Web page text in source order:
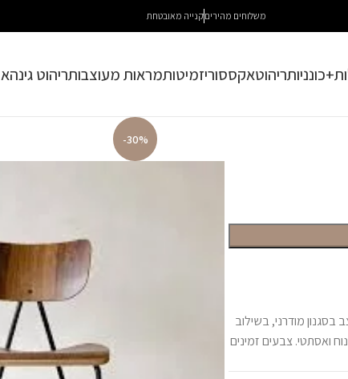
משלוחים מהיריםקנייה מאובטחת
ריהוטאקססוריזמיטותמראות מעוצבותריהוט גינה
ותיאור הכיסא מעוצב בסגנון מודרני, בשילוב
ואסתטי. צבעים זמינים
-30%